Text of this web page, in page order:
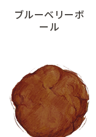
ブルーベリーボ
ール